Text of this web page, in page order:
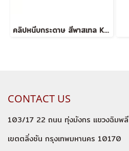
คลิปหนีบกระดาษ สีพาสเทล KIPPY
CONTACT US
103/17 22 ถนน ทุ่งมังกร แขวงฉิมพลี
เขตตลิ่งชัน กรุงเทพมหานคร 10170